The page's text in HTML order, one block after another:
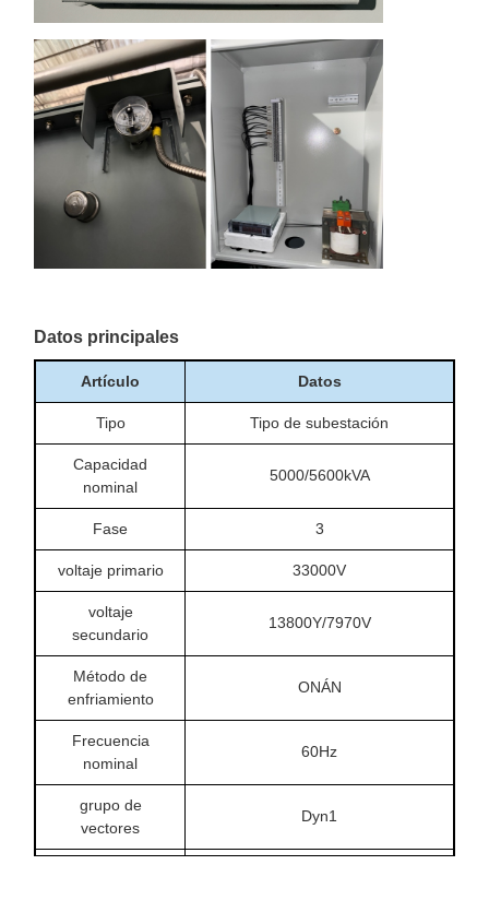
Datos principales
Artículo Datos
Tipo Tipo de subestación
Capacidad
nominal
5000/5600kVA
Fase 3
voltaje primario 33000V
voltaje
secundario
13800Y/7970V
Método de
enfriamiento
ONÁN
Frecuencia
nominal
60Hz
grupo de
vectores
Dyn1